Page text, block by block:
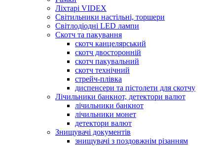
Ліхтарі VIDEX
Світильники настільні, торшери
Світлодіодні LED лампи
Скотч та пакування
скотч канцелярський
скотч двосторонній
скотч пакувальний
скотч технічний
стрейч-плівка
диспенсери та пістолети для скотчу
Лічильники банкнот, детектори валют
лічильники банкнот
лічильники монет
детектори валют
Знищувачі документів
знищувачі з поздовжнім різанням